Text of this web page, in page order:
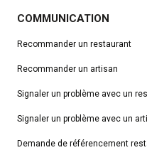
COMMUNICATION
Recommander un restaurant
Recommander un artisan
Signaler un problème avec un
Signaler un problème avec un
Demande de référencement